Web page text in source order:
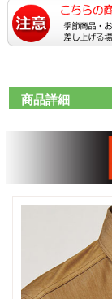
商品詳細